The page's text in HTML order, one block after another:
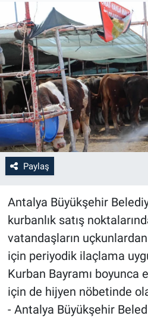
Paylaş
Antalya Büyükşehir
kurbanlık satış
vatandaşların
için periyodik ilaçlama
Kurban Bayramı boyunca
için de hijyen nöbetinde
- Antalya Büyükşehir